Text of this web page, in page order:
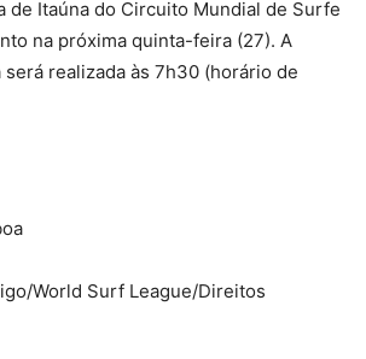
de Itaúna do Circuito Mundial de Surfe
na próxima quinta-feira (27). A
será realizada às 7h30 (horário de
World Surf League/Direitos